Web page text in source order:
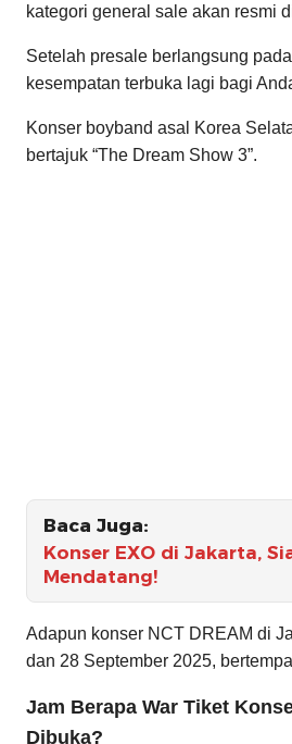
kategori general sale akan resmi
Setelah presale berlangsung
kesempatan terbuka lagi bagi
Konser boyband asal Korea
bertajuk “The Dream Show 3”.
Baca Juga:
Konser EXO di Jakarta,
Mendatang!
Adapun konser NCT DREAM di
dan 28 September 2025,
Jam Berapa War Tiket
Dibuka?